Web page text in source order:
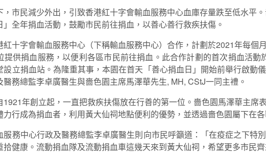
，市民減少外出，引致香港紅十字會輸血服務中心血庫存量跌至低水平
全年捐血活動，鼓勵市民前往捐血，以善心善行救疾扶傷。
紅十字會輸血服務中心（下稱輸血服務中心）合作，計劃於2021年每
提供捐血服務，以便利各區市民前往捐血。此合作計劃的首次捐血活
設立捐血站。為隆重其事，本園在首天「善心捐血日」開始前舉行啟動
務總監李卓廣醫生與嗇色園主席馬澤華先生, MH, CStJ一同主禮。
1921年創立起，一直把救疾扶傷放在行善的第一位。嗇色園馬澤華主
行成為捐血者，利用黃大仙祠地點便利的優勢，並透過嗇色園屬下在
服務中心行政及醫務總監李卓廣醫生則向市民呼籲道：「在疫症之下特
健康。流動捐血隊及流動捐血車這幾天來到黃大仙祠，希望更多市民齊